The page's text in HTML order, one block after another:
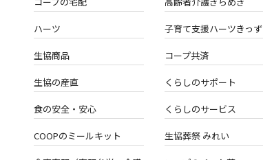
ハーツ
生協商品
生協の産直
食の安全・安心
COOPのミールキット
子育て支援ハーツきっず
コープ共済
くらしのサポート
くらしのサービス
生協葬祭 みれい